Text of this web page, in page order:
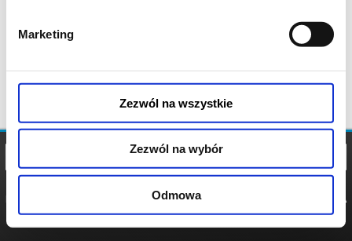
Marketing
Zezwól na wszystkie
Zezwól na wybór
Odmowa
POLITYKA
POLITYKA